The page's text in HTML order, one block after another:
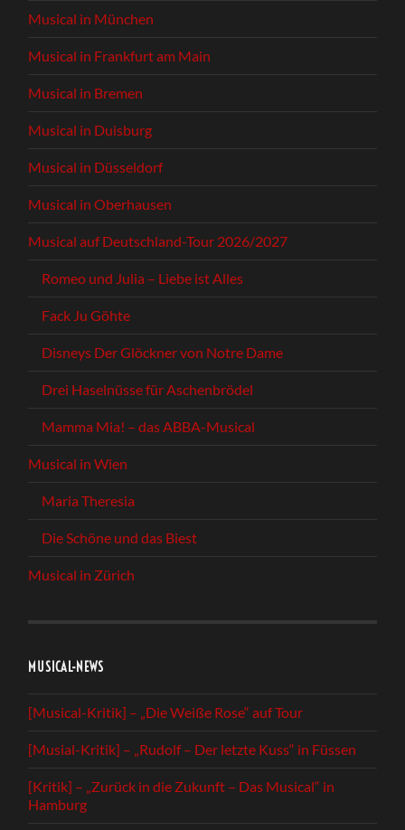
Musical in München
Musical in Frankfurt am Main
Musical in Bremen
Musical in Duisburg
Musical in Düsseldorf
Musical in Oberhausen
Musical auf Deutschland-Tour 2026/2027
Romeo und Julia – Liebe ist Alles
Fack Ju Göhte
Disneys Der Glöckner von Notre Dame
Drei Haselnüsse für Aschenbrödel
Mamma Mia! – das ABBA-Musical
Musical in Wien
Maria Theresia
Die Schöne und das Biest
Musical in Zürich
MUSICAL-NEWS
[Musical-Kritik] – „Die Weiße Rose“ auf Tour
[Musial-Kritik] – „Rudolf – Der letzte Kuss“ in Füssen
[Kritik] – „Zurück in die Zukunft – Das Musical“ in
Hamburg